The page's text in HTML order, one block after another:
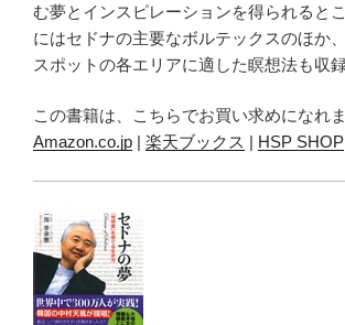
む夢とインスピレーションを得られると
にはセドナの主要なボルテックスのほか
スポットの各エリアに適した瞑想法も収録
この書籍は、こちらでお買い求めになれ
Amazon.co.jp | 楽天ブックス | HSP SHOP